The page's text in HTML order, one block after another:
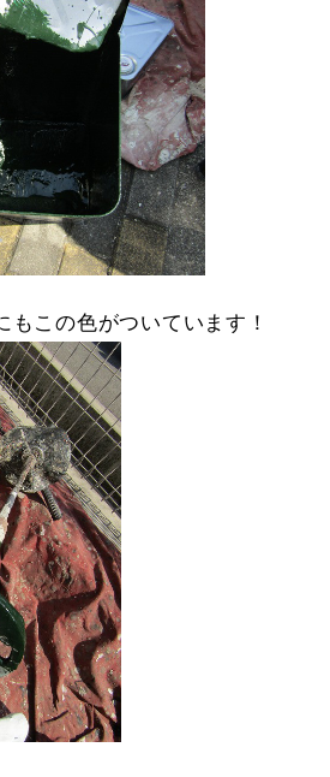
もこの色がついています！